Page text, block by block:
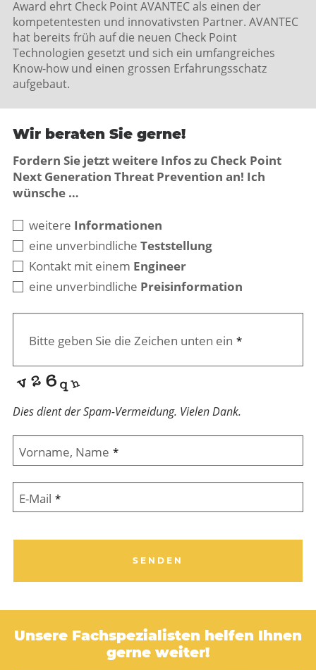
Award ehrt Check Point AVANTEC als einen der
kompetentesten und innovativsten Partner. AVANTEC
hat bereits früh auf die neuen Check Point
Technologien gesetzt und sich ein umfangreiches
Know-how und einen grossen Erfahrungsschatz
aufgebaut.
Wir beraten Sie gerne!
Fordern Sie jetzt weitere Infos zu Check Point
Next Generation Threat Prevention an! Ich
wünsche …
Business
Email *
weitere Informationen
eine unverbindliche Teststellung
Kontakt mit einem Engineer
eine unverbindliche Preisinformation
Bitte geben Sie die Zeichen unten ein *
Dies dient der Spam-Vermeidung. Vielen Dank.
Vorname, Name *
E-Mail *
SENDEN
Unsere Fachspezialisten helfen Ihnen
gerne weiter!